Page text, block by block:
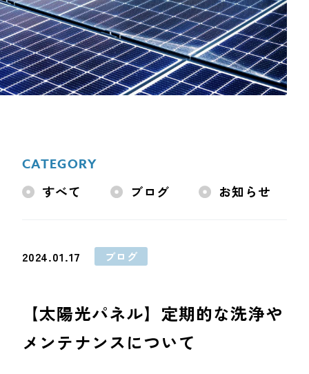
蓄電池システム
オール電化
一般リフォーム
会社情報
our
SDGsへの
CATEGORY
ブログ
お知らせ
すべて
2024.01.17 ブログ
【太陽光パネル】定期的な洗浄や
メンテナンスについて